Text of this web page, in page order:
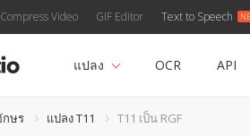
Compress Video GIF Editor Text to Speech
แปลง OCR API
กษร แปลง T11 T11 เป็น RGF